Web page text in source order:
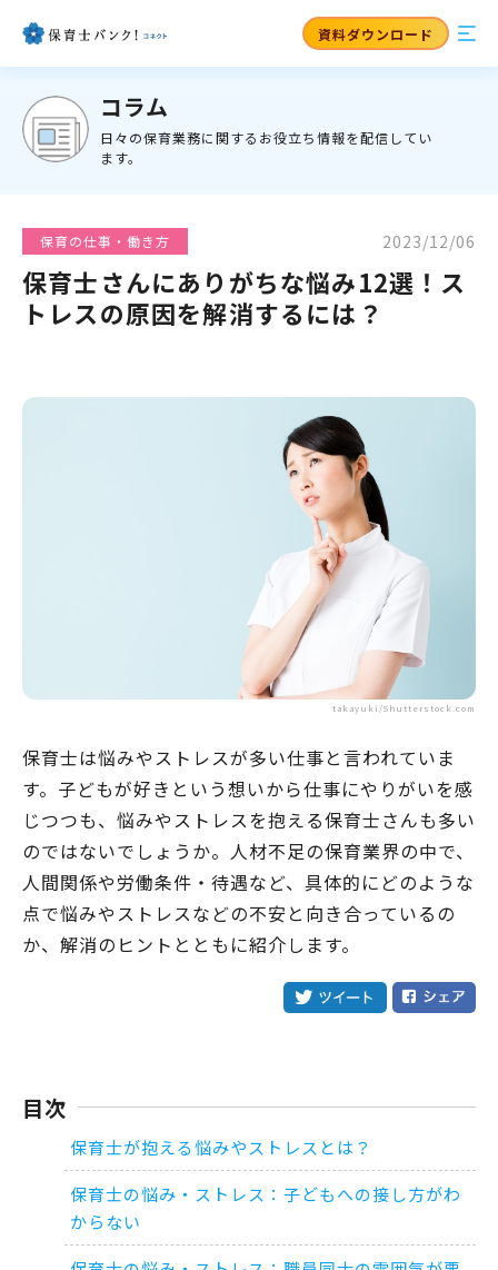
資料ダウンロード
コラム
日々の保育業務に関するお役立ち情報を配信してい
ます。
保育の仕事・働き方 2023/12/06
保育士さんにありがちな悩み12選！ス
トレスの原因を解消するには？
takayuki/Shutterstock.com
保育士は悩みやストレスが多い仕事と言われていま
す。子どもが好きという想いから仕事にやりがいを感
じつつも、悩みやストレスを抱える保育士さんも多い
のではないでしょうか。人材不足の保育業界の中で、
人間関係や労働条件・待遇など、具体的にどのような
点で悩みやストレスなどの不安と向き合っているの
か、解消のヒントとともに紹介します。
目次
保育士が抱える悩みやストレスとは？
保育士の悩み・ストレス：子どもへの接し方がわ
からない